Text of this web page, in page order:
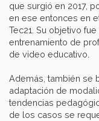
que surgió en 2017,
en ese entonces en
Tec21. Su objetivo
entrenamiento de
de video educativo.
Además, también se
adaptación de
tendencias
de los casos se